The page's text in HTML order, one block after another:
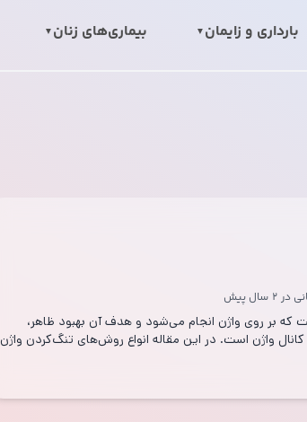
بارداری و زایمان بیماری‌های زنان
در ۲ سال پیش
که بر روی واژن انجام می‌شود و هدف آن بهبود ظاهر،
واژن است. در این مقاله انواع روش‌های تنگ‌کردن واژن